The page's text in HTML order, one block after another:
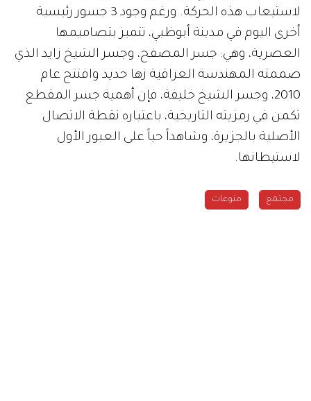
لاستيعاب هذه الحركة. ورغم وجود 3 جسور رئيسية
أخرى اليوم في مدينة أبوظبي، تتميز بتصاميمها
العصرية، وهي: جسر المصفح، وجسر الشيخ زايد الذي
صممته المهندسة العراقية زها حديد وافتتح عام
2010، وجسر الشيخ خليفة، فإن أهمية جسر المقطع
تكمن في رمزيته التاريخية، باعتباره نقطة الاتصال
الأصلية بالجزيرة، وشاهداً حياً على العبور الأول
لاستيطانها.
مجتمع منوعات